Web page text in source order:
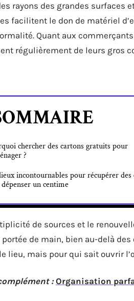
rayons des grandes surfaces
facilitent le don de matériel
Quant aux
régulièrement de leurs gros
chercher des cartons gratuits pour
?
incontournables pour récupérer des
dépenser un centime
de sources et le
de main, bien au-delà
lieu, mais pour qui sait ouvrir
:Organisation